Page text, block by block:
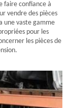
faire confiance à
vendre des pièces
une vaste gamme
pour les
les pièces de